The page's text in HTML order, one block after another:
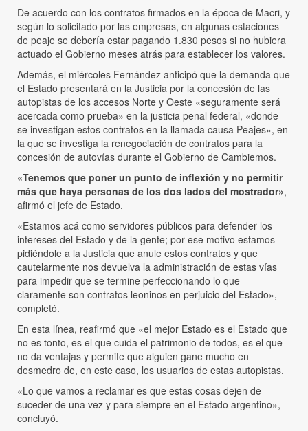
De acuerdo con los contratos firmados en la época de Macri, y
según lo solicitado por las empresas, en algunas estaciones
de peaje se debería estar pagando 1.830 pesos si no hubiera
actuado el Gobierno meses atrás para establecer los valores.
Además, el miércoles Fernández anticipó que la demanda que
el Estado presentará en la Justicia por la concesión de las
autopistas de los accesos Norte y Oeste «seguramente será
acercada como prueba» en la justicia penal federal, «donde
se investigan estos contratos en la llamada causa Peajes», en
la que se investiga la renegociación de contratos para la
concesión de autovías durante el Gobierno de Cambiemos.
«Tenemos que poner un punto de inflexión y no permitir
más que haya personas de los dos lados del mostrador»,
afirmó el jefe de Estado.
«Estamos acá como servidores públicos para defender los
intereses del Estado y de la gente; por ese motivo estamos
pidiéndole a la Justicia que anule estos contratos y que
cautelarmente nos devuelva la administración de estas vías
para impedir que se termine perfeccionando lo que
claramente son contratos leoninos en perjuicio del Estado»,
completó.
En esta línea, reafirmó que «el mejor Estado es el Estado que
no es tonto, es el que cuida el patrimonio de todos, es el que
no da ventajas y permite que alguien gane mucho en
desmedro de, en este caso, los usuarios de estas autopistas.
«Lo que vamos a reclamar es que estas cosas dejen de
suceder de una vez y para siempre en el Estado argentino»,
concluyó.